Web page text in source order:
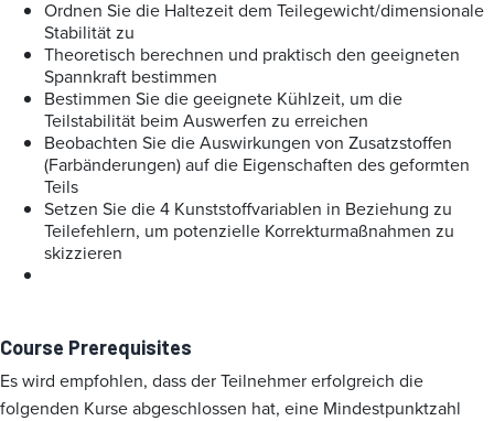
Ordnen Sie die Haltezeit dem Teilegewicht/dimensionale
Stabilität zu
Theoretisch berechnen und praktisch den geeigneten
Spannkraft bestimmen
Bestimmen Sie die geeignete Kühlzeit, um die
Teilstabilität beim Auswerfen zu erreichen
Beobachten Sie die Auswirkungen von Zusatzstoffen
(Farbänderungen) auf die Eigenschaften des geformten
Teils
Setzen Sie die 4 Kunststoffvariablen in Beziehung zu
Teilefehlern, um potenzielle Korrekturmaßnahmen zu
skizzieren
Course Prerequisites
Es wird empfohlen, dass der Teilnehmer erfolgreich die
folgenden Kurse abgeschlossen hat, eine Mindestpunktzahl